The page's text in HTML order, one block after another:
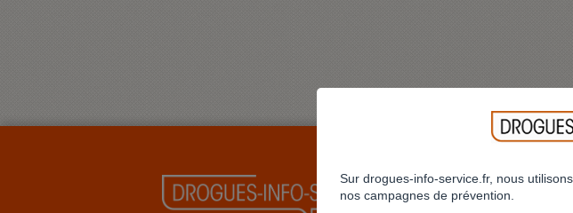
Sur drogues-info-service.fr, nous
nos campagnes de prévention.